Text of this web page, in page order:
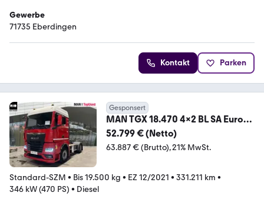
Gewerbe
71735 Eberdingen
Kontakt Parken
Gesponsert
MAN TGX 18.470 4x2 BL SA Euro6
Retarder Klima ZV
52.799 € (Netto)
63.887 € (Brutto) 21% MwSt.
Standard-SZM • Bis 19.500 kg • EZ 12/2021 • 331.211 km •
346 kW (470 PS) • Diesel